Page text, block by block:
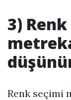
3)
Renk seçimi